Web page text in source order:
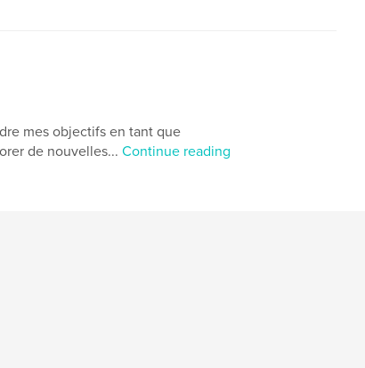
mes objectifs en tant que
de nouvelles... Continue reading